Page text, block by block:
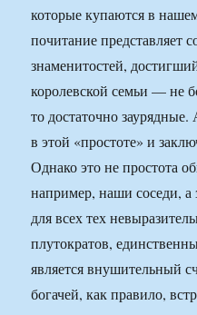
которые купаются в
почитание представляет
знаменитостей,
королевской семьи — не
то достаточно
в этой «простоте» и
Однако это не простота
например, наши соседи, а
для всех тех
плутократов,
является внушительный
богачей, как правило,